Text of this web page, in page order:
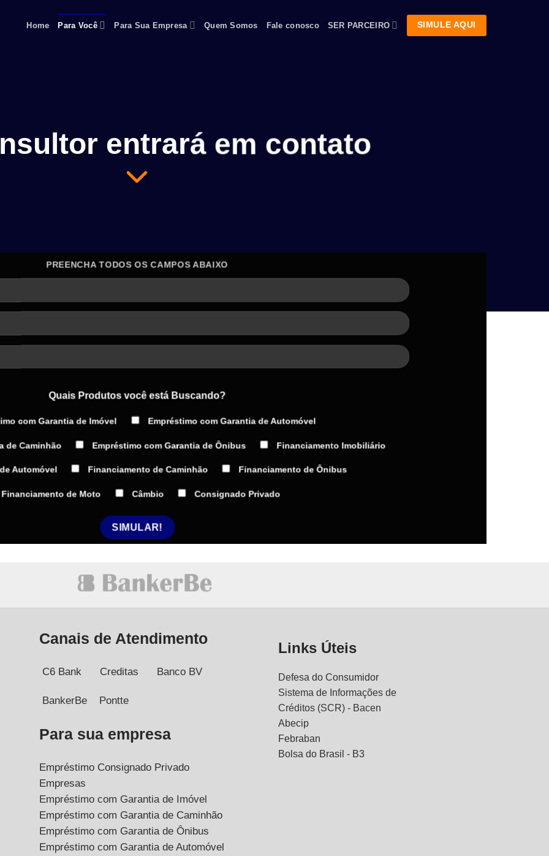
Home Para Você Para Sua Empresa Quem Somos Fale conosco SER PARCEIRO SIMULE AQUI
entrará em contato
PREENCHA TODOS OS CAMPOS ABAIXO
Quais Produtos você está Buscando?
com Garantia de Imóvel Empréstimo com Garantia de Automóvel
de Caminhão Empréstimo com Garantia de Ônibus Financiamento Imobiliário
Automóvel Financiamento de Caminhão Financiamento de Ônibus
Financiamento de Moto Câmbio Consignado Privado
Canais de Atendimento
C6 Bank Creditas Banco BV
BankerBe Pontte
Para sua empresa
Empréstimo Consignado Privado
Empresas
Empréstimo com Garantia de Imóvel
Empréstimo com Garantia de Caminhão
Empréstimo com Garantia de Ônibus
Empréstimo com Garantia de Automóvel
Links Úteis
Defesa do Consumidor
Sistema de Informações de
Créditos (SCR) - Bacen
Abecip
Febraban
Bolsa do Brasil - B3